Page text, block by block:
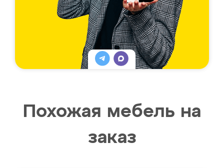
Похожая мебель на
заказ